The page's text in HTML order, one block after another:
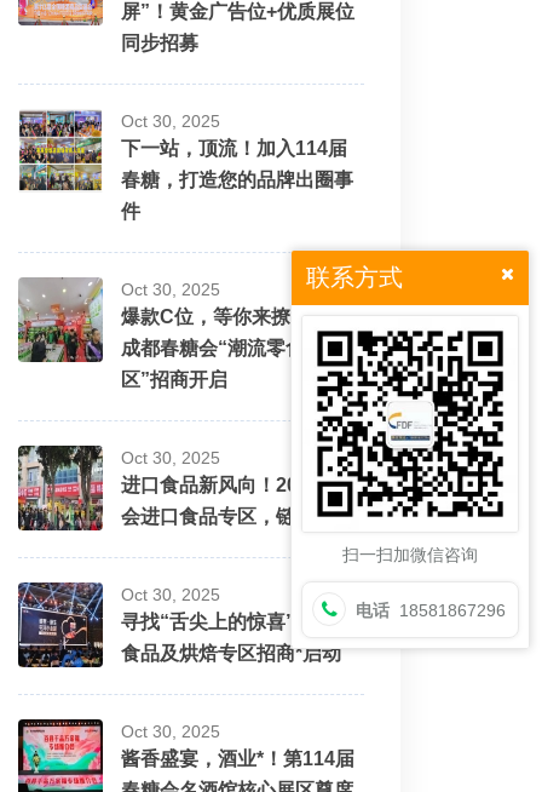
屏”！黄金广告位+优质展位
同步招募
Oct 30, 2025
下一站，顶流！加入114届
春糖，打造您的品牌出圈事
件
Oct 30, 2025
爆款C位，等你来撩！2026
成都春糖会“潮流零食街
区”招商开启
Oct 30, 2025
进口食品新风向！2026春糖
会进口食品专区，链接*美味
Oct 30, 2025
寻找“舌尖上的惊喜”！休闲
食品及烘焙专区招商*启动
Oct 30, 2025
酱香盛宴，酒业*！第114届
联系方式
扫一扫加微信咨询
电话 18581867296